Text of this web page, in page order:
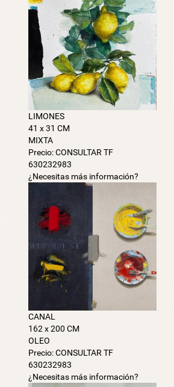
LIMONES
41 x 31 CM
MIXTA
Precio: CONSULTAR TF
630232983
¿Necesitas más información?
CANAL
162 x 200 CM
OLEO
Precio: CONSULTAR TF
630232983
¿Necesitas más información?